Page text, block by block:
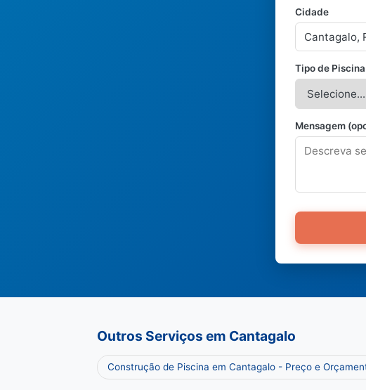
Cidade
Tipo de Piscina
Mensagem
Outros Serviços em Cantagalo
Construção de Piscina em Cantagalo - Preço e